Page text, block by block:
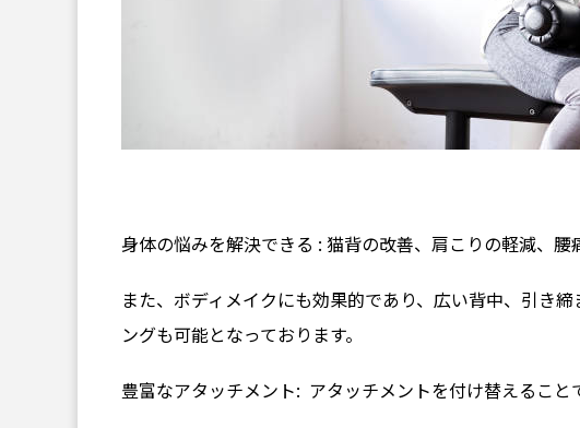
身体の悩みを解決できる : 猫背の改善、肩こりの軽減、腰
また、ボディメイクにも効果的であり、広い背中、引き
ングも可能となっております。
豊富なアタッチメント: アタッチメントを付け替えること